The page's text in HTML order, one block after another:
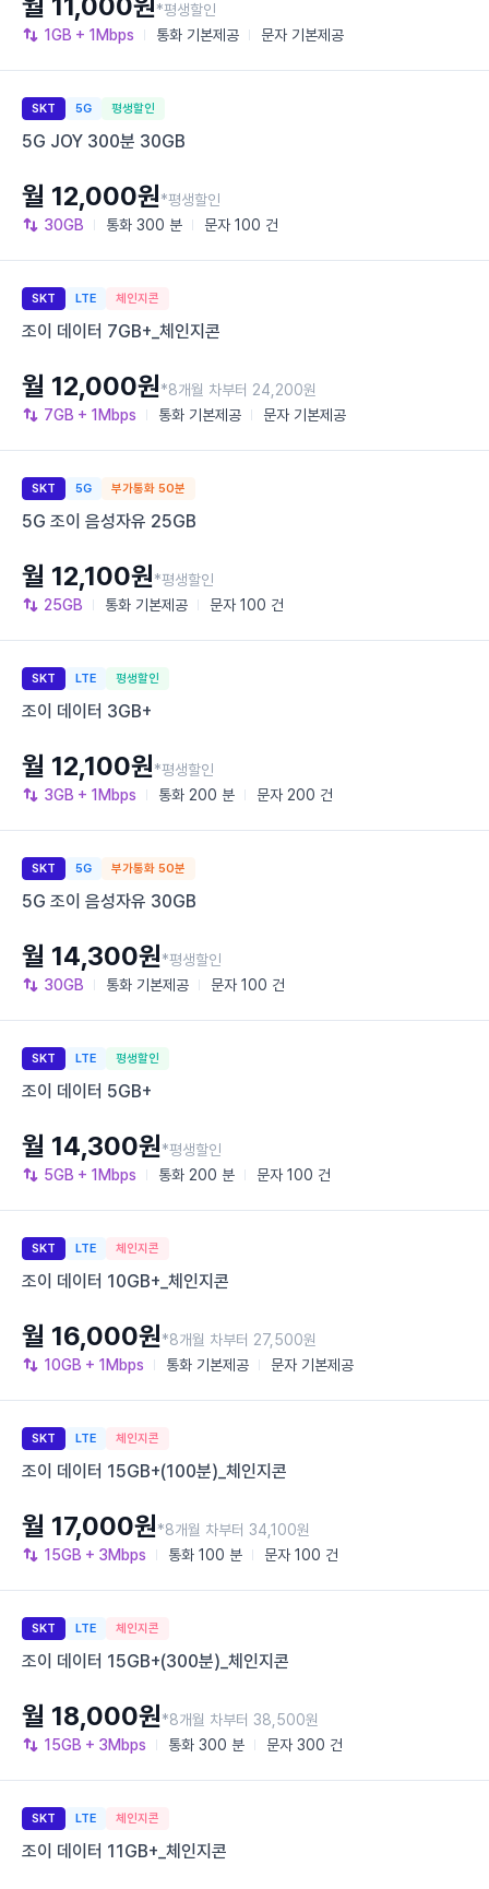
1GB + 1Mbps 통화 기본제공 문자 기본제공
*평생할인
SKT 5G 평생할인
5G JOY 300분 30GB
30GB 통화 300 분 문자 100 건
월 12,000원*평생할인
SKT LTE 체인지콘
조이 데이터 7GB+_체인지콘
7GB + 1Mbps 통화 기본제공 문자 기본제공
월 12,000원*8개월 차부터 24,200원
SKT 5G 부가통화 50분
5G 조이 음성자유 25GB
25GB 통화 기본제공 문자 100 건
월 12,100원*평생할인
SKT LTE 평생할인
조이 데이터 3GB+
3GB + 1Mbps 통화 200 분 문자 200 건
월 12,100원*평생할인
SKT 5G 부가통화 50분
5G 조이 음성자유 30GB
30GB 통화 기본제공 문자 100 건
월 14,300원*평생할인
SKT LTE 평생할인
조이 데이터 5GB+
5GB + 1Mbps 통화 200 분 문자 100 건
월 14,300원*평생할인
SKT LTE 체인지콘
조이 데이터 10GB+_체인지콘
10GB + 1Mbps 통화 기본제공 문자 기본제공
월 16,000원*8개월 차부터 27,500원
SKT LTE 체인지콘
조이 데이터 15GB+(100분)_체인지콘
15GB + 3Mbps 통화 100 분 문자 100 건
월 17,000원*8개월 차부터 34,100원
SKT LTE 체인지콘
조이 데이터 15GB+(300분)_체인지콘
15GB + 3Mbps 통화 300 분 문자 300 건
월 18,000원*8개월 차부터 38,500원
SKT LTE 체인지콘
조이 데이터 11GB+_체인지콘